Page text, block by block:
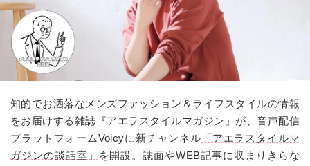
知的でお洒落なメンズファッション＆ライフスタイルの情報
をお届けする雑誌『アエラスタイルマガジン』が、音声配信
プラットフォームVoicyに新チャンネル 「アエラスタイルマ
ガジンの談話室」
を開設。誌面やWEB記事に収まりきらな